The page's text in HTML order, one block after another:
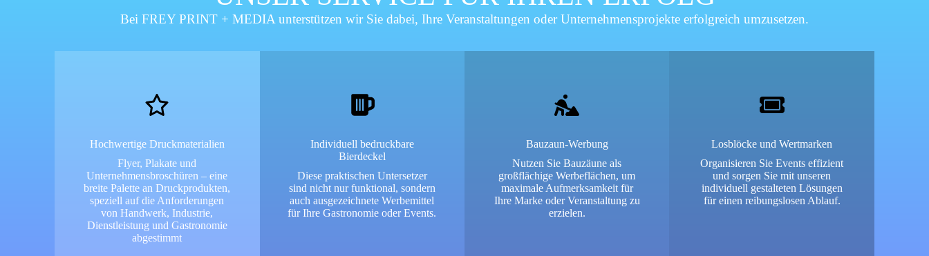
Bei FREY PRINT + MEDIA unterstützen wir Sie dabei, Ihre Veranstaltungen oder Unternehmensprojekte erfolgreich umzusetzen.
Hochwertige Druckmaterialien
Flyer, Plakate und
Unternehmensbroschüren – eine
breite Palette an Druckprodukten,
speziell auf die Anforderungen
von Handwerk, Industrie,
Dienstleistung und Gastronomie
abgestimmt
Individuell bedruckbare
Bierdeckel
Diese praktischen Untersetzer
sind nicht nur funktional, sondern
auch ausgezeichnete Werbemittel
für Ihre Gastronomie oder Events.
Bauzaun-Werbung
Nutzen Sie Bauzäune als
großflächige Werbeflächen, um
maximale Aufmerksamkeit für
Ihre Marke oder Veranstaltung zu
erzielen.
Losblöcke und Wertmarken
Organisieren Sie Events effizient
und sorgen Sie mit unseren
individuell gestalteten Lösungen
für einen reibungslosen Ablauf.